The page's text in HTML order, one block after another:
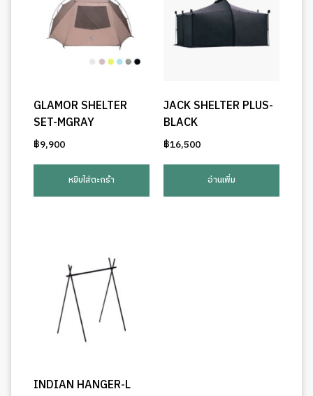
GLAMOR SHELTER
SET-MGRAY
฿9,900
หยิบใส่ตะกร้า
JACK SHELTER PLUS-
BLACK
฿16,500
อ่านเพิ่ม
INDIAN HANGER-L